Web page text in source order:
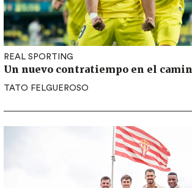
REAL SPORTING
Un nuevo contratiempo en el
TATO FELGUEROSO